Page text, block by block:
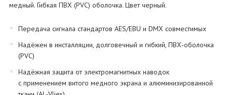
медный. Гибкая ПВХ (PVC) оболочка. Цвет черный.
Передача сигнала стандартов AES/EBU и DMX совместимых
Надёжен в инсталляции, долговечный и гибкий, ПВХ-оболочка
(PVC)
Надёжная защита от электромагнитных наводок
с применением витого медного экрана и алюминизированной